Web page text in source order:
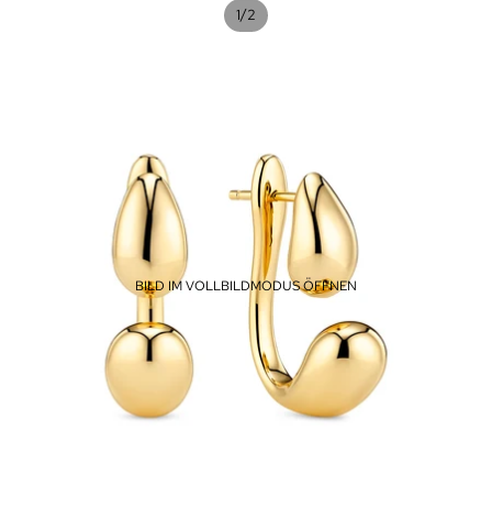
1/2
BILD IM VOLLBILDMODUS ÖFFNEN